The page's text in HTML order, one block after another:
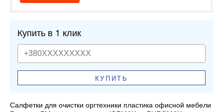
Купить в 1 клик
КУПИТЬ
Салфетки для очистки оргтехники пластика офисной мебели